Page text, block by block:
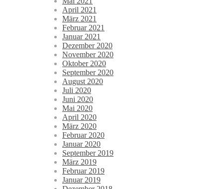
April 2021
März 2021
Februar 2021
Januar 2021
Dezember 2020
November 2020
Oktober 2020
September 2020
August 2020
Juli 2020
Juni 2020
Mai 2020
April 2020
März 2020
Februar 2020
Januar 2020
September 2019
März 2019
Februar 2019
Januar 2019